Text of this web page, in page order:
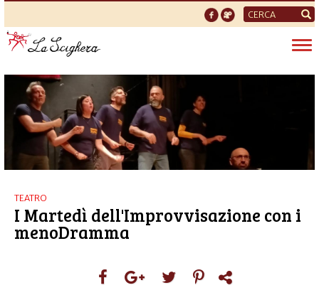
Form
di
ricerca
TEATRO
I Martedì dell'Improvvisazione con i
menoDramma